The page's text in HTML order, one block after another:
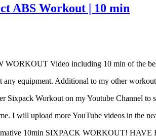
ABS Workout | 10 min
WORKOUT Video including 10 min of the
equipment. Additional to my other
Sixpack Workout on my Youtube Channel to
I will upload more YouTube videos in the
10min SIXPACK WORKOUT! HAVE